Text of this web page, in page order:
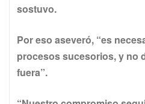
sostuvo.
Por eso aseveró, “es
procesos sucesorios, y no
fuera”.